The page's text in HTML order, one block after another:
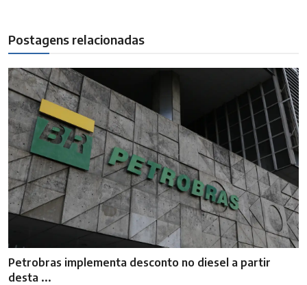
Postagens relacionadas
Petrobras implementa desconto no diesel a partir
desta ...